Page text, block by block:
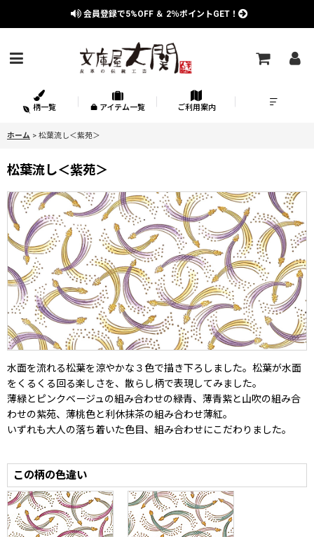
会員登録で5%OFF ＆ 2％ポイントGET！
柄一覧 アイテム一覧 ご利用案内
ホーム > 松葉流し＜紫苑＞
松葉流し＜紫苑＞
水面を流れる松葉を涼やかな３色で描き下ろしました。松葉が水面
をくるくる回る楽しさを、散らし柄で表現してみました。
薄緑とピンクベージュの組み合わせの緑青、薄青紫と山吹の組み合
わせの紫苑、薄桃色と利休抹茶の組み合わせ薄紅。
いずれも大人の落ち着いた色目、組み合わせにこだわりました。
この柄の色違い